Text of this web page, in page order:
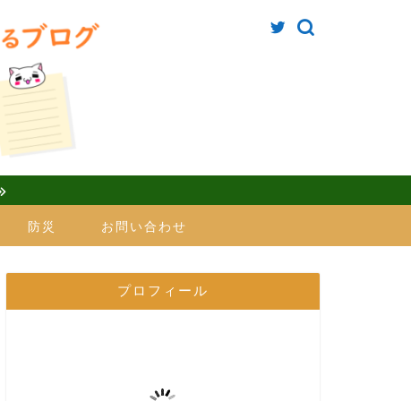
防災 お問い合わせ
プロフィール